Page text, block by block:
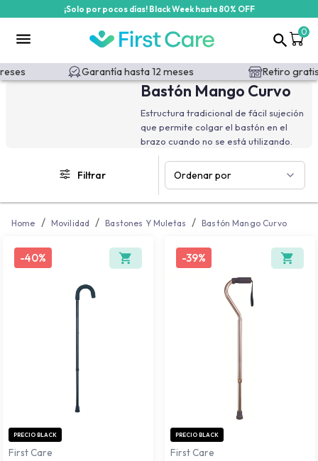
¡Solo por pocos días! Black Week hasta 80% OFF
0
Garantía hasta 12 meses Retiro gratis
Bastón Mango Curvo
Estructura tradicional de fácil sujeción
que permite colgar el bastón en el
brazo cuando no se está utilizando.
Filtrar Ordenar por
Home / Movilidad / Bastones Y Muletas / Bastón Mango Curvo
-40%
PRECIO BLACK
First Care
-39%
PRECIO BLACK
First Care
/categoria-producto/movilidad/andadores/filtros/